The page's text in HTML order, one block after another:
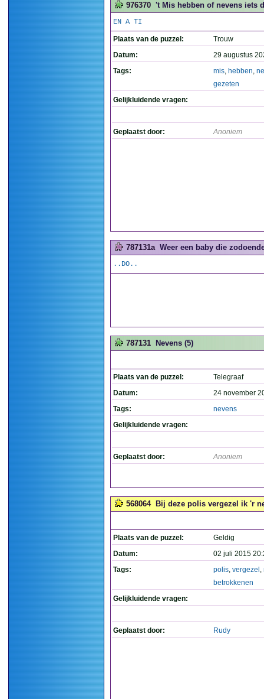
976370 't Mis hebben of nevens iets
EN A TI
Plaats van de puzzel:
Trouw
Datum:
29 augustus
Tags:
mis, hebben,
gezeten
Gelijkluidende vragen:
Geplaatst door: Anoniem
787131a Weer een baby die
..DO..
787131 Nevens (5)
Plaats van de puzzel:
Telegraaf
Datum:
24 november
Tags:
nevens
Gelijkluidende vragen:
Geplaatst door: Anoniem
568064 Bij deze polis vergezel ik 'r
Plaats van de puzzel:
Geldig
Datum:
02 juli 2015
Tags:
polis, vergezel ,
betrokkenen
Gelijkluidende vragen:
Geplaatst door: Rudy